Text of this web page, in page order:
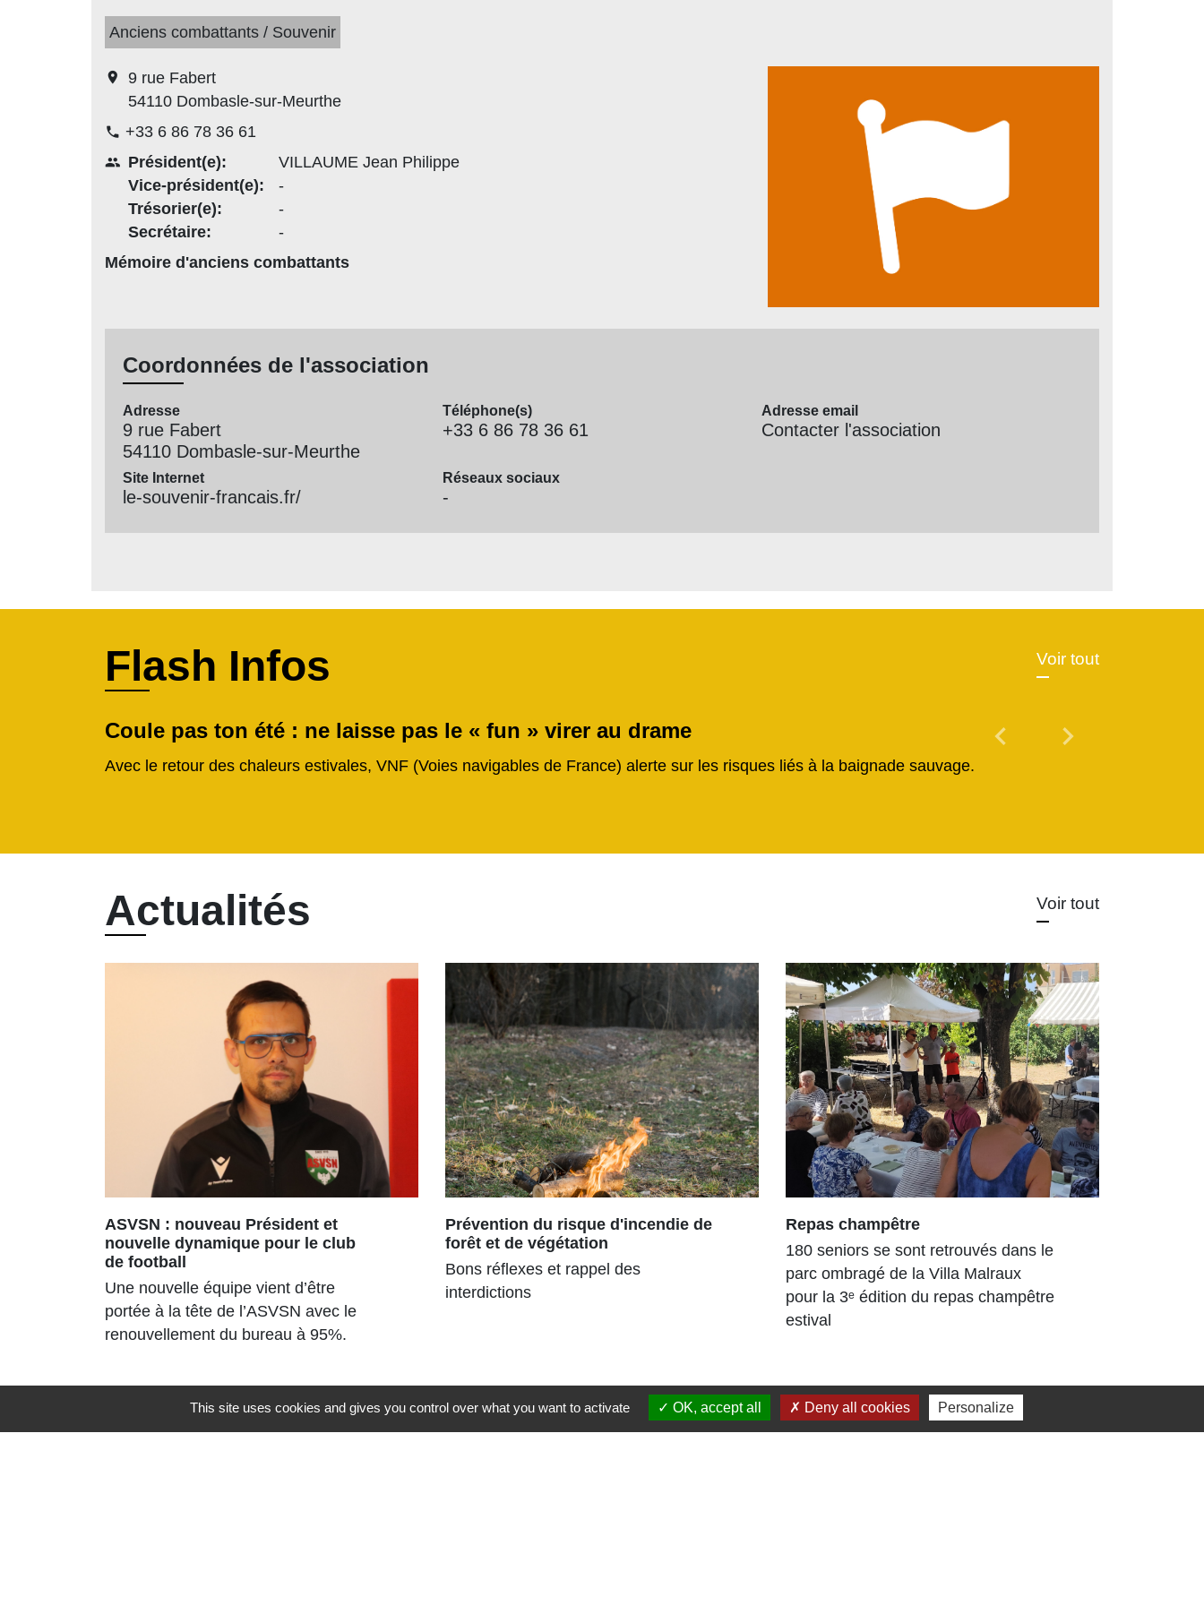
Anciens combattants / Souvenir
location_on
9 rue Fabert
54110 Dombasle-sur-Meurthe
phone +33 6 86 78 36 61
people Président(e):
Vice-président(e):
Trésorier(e):
Secrétaire:
VILLAUME Jean Philippe
-
-
-
Mémoire d'anciens combattants
Coordonnées de l'association
Adresse
9 rue Fabert
54110 Dombasle-sur-Meurthe
Téléphone(s)
+33 6 86 78 36 61
Adresse email
Contacter l'association
Site Internet
le-souvenir-francais.fr/
Réseaux sociaux
-
Flash Infos Voir tout
Coule pas ton été : ne laisse pas le « fun » virer au drame
Avec le retour des chaleurs estivales, VNF (Voies navigables de France) alerte sur les risques liés à la baignade sauvage.
chevron_left Previous
chevron_right
Actualités Voir tout
ASVSN : nouveau Président et
nouvelle dynamique pour le club
de football
Une nouvelle équipe vient d’être
portée à la tête de l’ASVSN avec le
renouvellement du bureau à 95%.
Prévention du risque d'incendie de
forêt et de végétation
Bons réflexes et rappel des
interdictions
Repas champêtre
180 seniors se sont retrouvés dans le
parc ombragé de la Villa Malraux
pour la 3ᵉ édition du repas champêtre
estival
This site uses cookies and gives you control over what you want to activate OK, accept all Deny all cookies Personalize